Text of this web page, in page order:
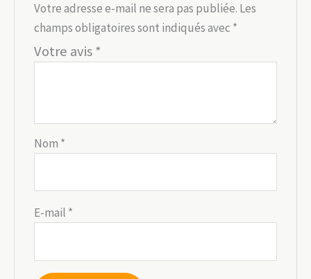
Votre adresse e-mail ne sera pas publiée. Les
champs obligatoires sont indiqués avec *
Votre avis*
Nom *
E-mail *